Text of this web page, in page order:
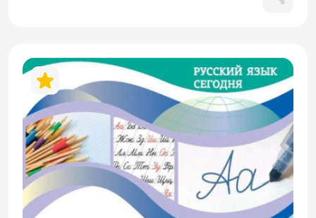
«Лебединое озеро» и оперы «Пиковая
дама». В книгу для чтения включены не
только тексты, повествующие об
интересных фактах биографии Петра
Чайковского, но и либретто его балета
«Лебединое озеро», а также
адаптированная повесть А.С. Пушкина
«Пиковая дама», послужившая основой
для одноимённой оперы Чайковского.